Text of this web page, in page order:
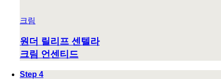
크림
원더 릴리프 센텔라
크림 언센티드
Step 4